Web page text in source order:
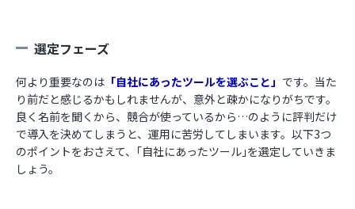
選定フェーズ
何より重要なのは 「自社にあったツールを選ぶこと」 です。当た
り前だと感じるかもしれませんが、意外と疎かになりがちです。
良く名前を聞くから、競合が使っているから…のように評判だけ
で導入を決めてしまうと、運用に苦労してしまいます。以下3つ
のポイントをおさえて、｢自社にあったツール｣を選定していきま
しょう。